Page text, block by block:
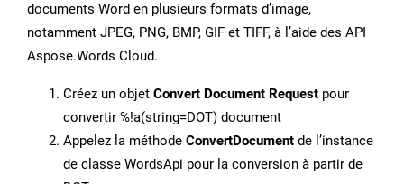
documents Word en plusieurs formats d’image,
notamment JPEG, PNG, BMP, GIF et TIFF, à l’aide des API
Aspose.Words Cloud.
Créez un objet Convert Document Request pour
convertir %!a(string=DOT) document
Appelez la méthode ConvertDocument de l’instance
de classe WordsApi pour la conversion à partir de